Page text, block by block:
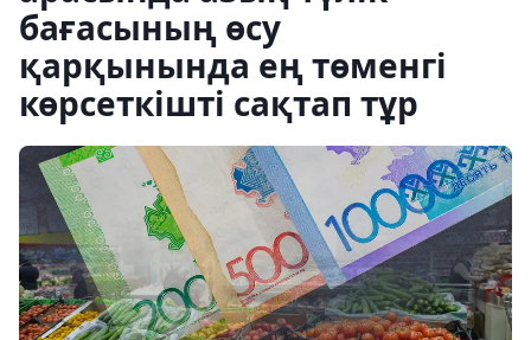
бағасының өсу
қарқынында ең төменгі
көрсеткішті сақтап тұр